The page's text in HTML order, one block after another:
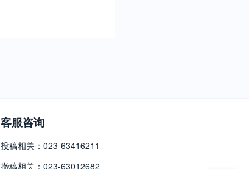
客服咨询
投稿相关：023-63416211
撤稿相关：023-63012682